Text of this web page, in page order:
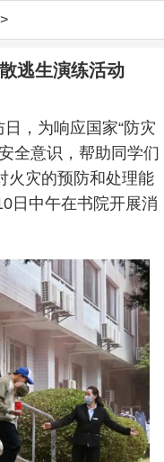
>
逃生演练活动
，为响应国家“防灾
全意识，帮助同学们
火灾的预防和处理能
日中午在书院开展消